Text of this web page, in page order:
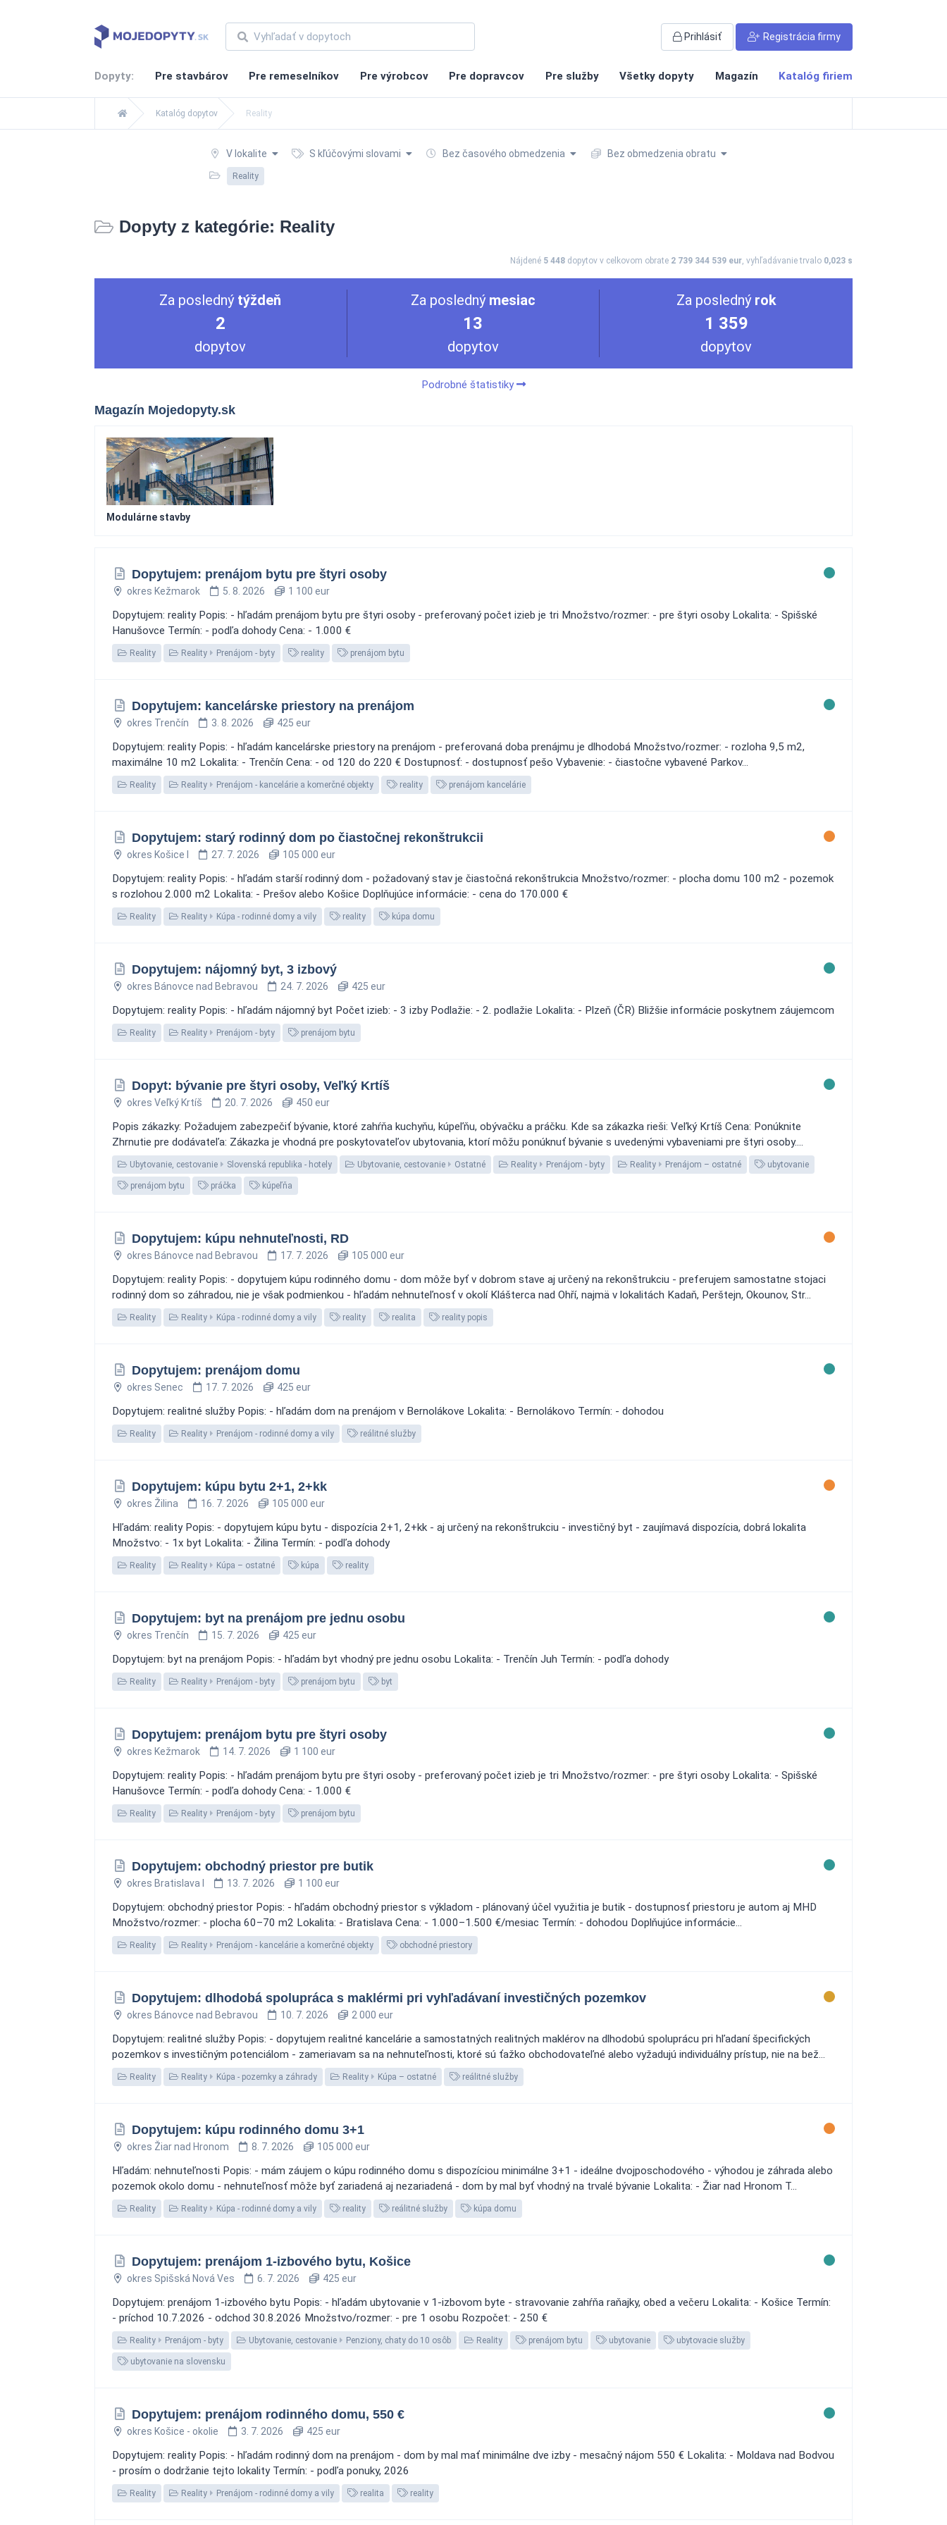
Prihlásiť Registrácia firmy
Dopyty: Pre stavbárov Pre remeselníkov Pre výrobcov Pre dopravcov Pre služby Všetky dopyty Magazín Katalóg firiem
Katalóg dopytov Reality
V lokalite S kľúčovými slovami Bez časového obmedzenia Bez obmedzenia obratu
Reality
Dopyty z kategórie: Reality
Nájdené 5 448 dopytov v celkovom obrate 2 739 344 539 eur, vyhľadávanie trvalo 0,023 s
Za posledný týždeň
2
dopytov
Za posledný mesiac
13
dopytov
Za posledný rok
1 359
dopytov
Podrobné štatistiky
Magazín Mojedopyty.sk
Modulárne stavby
Dopytujem: prenájom bytu pre štyri osoby
okres Kežmarok 5. 8. 2026 1 100 eur
Dopytujem: reality Popis: - hľadám prenájom bytu pre štyri osoby - preferovaný počet izieb je tri Množstvo/rozmer: - pre štyri osoby Lokalita: - Spišské
Hanušovce Termín: - podľa dohody Cena: - 1.000 €
Reality Reality Prenájom - byty reality prenájom bytu
Dopytujem: kancelárske priestory na prenájom
okres Trenčín 3. 8. 2026 425 eur
Dopytujem: reality Popis: - hľadám kancelárske priestory na prenájom - preferovaná doba prenájmu je dlhodobá Množstvo/rozmer: - rozloha 9,5 m2,
maximálne 10 m2 Lokalita: - Trenčín Cena: - od 120 do 220 € Dostupnosť: - dostupnosť pešo Vybavenie: - čiastočne vybavené Parkov...
Reality Reality Prenájom - kancelárie a komerčné objekty reality prenájom kancelárie
Dopytujem: starý rodinný dom po čiastočnej rekonštrukcii
okres Košice I 27. 7. 2026 105 000 eur
Dopytujem: reality Popis: - hľadám starší rodinný dom - požadovaný stav je čiastočná rekonštrukcia Množstvo/rozmer: - plocha domu 100 m2 - pozemok
s rozlohou 2.000 m2 Lokalita: - Prešov alebo Košice Doplňujúce informácie: - cena do 170.000 €
Reality Reality Kúpa - rodinné domy a vily reality kúpa domu
Dopytujem: nájomný byt, 3 izbový
okres Bánovce nad Bebravou 24. 7. 2026 425 eur
Dopytujem: reality Popis: - hľadám nájomný byt Počet izieb: - 3 izby Podlažie: - 2. podlažie Lokalita: - Plzeň (ČR) Bližšie informácie poskytnem záujemcom
Reality Reality Prenájom - byty prenájom bytu
Dopyt: bývanie pre štyri osoby, Veľký Krtíš
okres Veľký Krtíš 20. 7. 2026 450 eur
Popis zákazky: Požadujem zabezpečiť bývanie, ktoré zahŕňa kuchyňu, kúpeľňu, obývačku a práčku. Kde sa zákazka rieši: Veľký Krtíš Cena: Ponúknite
Zhrnutie pre dodávateľa: Zákazka je vhodná pre poskytovateľov ubytovania, ktorí môžu ponúknuť bývanie s uvedenými vybaveniami pre štyri osoby....
Ubytovanie, cestovanie Slovenská republika - hotely Ubytovanie, cestovanie Ostatné Reality Prenájom - byty Reality Prenájom – ostatné ubytovanie
prenájom bytu práčka kúpeľňa
Dopytujem: kúpu nehnuteľnosti, RD
okres Bánovce nad Bebravou 17. 7. 2026 105 000 eur
Dopytujem: reality Popis: - dopytujem kúpu rodinného domu - dom môže byť v dobrom stave aj určený na rekonštrukciu - preferujem samostatne stojaci
rodinný dom so záhradou, nie je však podmienkou - hľadám nehnuteľnosť v okolí Klášterca nad Ohří, najmä v lokalitách Kadaň, Perštejn, Okounov, Str...
Reality Reality Kúpa - rodinné domy a vily reality realita reality popis
Dopytujem: prenájom domu
okres Senec 17. 7. 2026 425 eur
Dopytujem: realitné služby Popis: - hľadám dom na prenájom v Bernolákove Lokalita: - Bernolákovo Termín: - dohodou
Reality Reality Prenájom - rodinné domy a vily reálitné služby
Dopytujem: kúpu bytu 2+1, 2+kk
okres Žilina 16. 7. 2026 105 000 eur
Hľadám: reality Popis: - dopytujem kúpu bytu - dispozícia 2+1, 2+kk - aj určený na rekonštrukciu - investičný byt - zaujímavá dispozícia, dobrá lokalita
Množstvo: - 1x byt Lokalita: - Žilina Termín: - podľa dohody
Reality Reality Kúpa – ostatné kúpa reality
Dopytujem: byt na prenájom pre jednu osobu
okres Trenčín 15. 7. 2026 425 eur
Dopytujem: byt na prenájom Popis: - hľadám byt vhodný pre jednu osobu Lokalita: - Trenčín Juh Termín: - podľa dohody
Reality Reality Prenájom - byty prenájom bytu byt
Dopytujem: prenájom bytu pre štyri osoby
okres Kežmarok 14. 7. 2026 1 100 eur
Dopytujem: reality Popis: - hľadám prenájom bytu pre štyri osoby - preferovaný počet izieb je tri Množstvo/rozmer: - pre štyri osoby Lokalita: - Spišské
Hanušovce Termín: - podľa dohody Cena: - 1.000 €
Reality Reality Prenájom - byty prenájom bytu
Dopytujem: obchodný priestor pre butik
okres Bratislava I 13. 7. 2026 1 100 eur
Dopytujem: obchodný priestor Popis: - hľadám obchodný priestor s výkladom - plánovaný účel využitia je butik - dostupnosť priestoru je autom aj MHD
Množstvo/rozmer: - plocha 60–70 m2 Lokalita: - Bratislava Cena: - 1.000–1.500 €/mesiac Termín: - dohodou Doplňujúce informácie...
Reality Reality Prenájom - kancelárie a komerčné objekty obchodné priestory
Dopytujem: dlhodobá spolupráca s maklérmi pri vyhľadávaní investičných pozemkov
okres Bánovce nad Bebravou 10. 7. 2026 2 000 eur
Dopytujem: realitné služby Popis: - dopytujem realitné kancelárie a samostatných realitných maklérov na dlhodobú spoluprácu pri hľadaní špecifických
pozemkov s investičným potenciálom - zameriavam sa na nehnuteľnosti, ktoré sú ťažko obchodovateľné alebo vyžadujú individuálny prístup, nie na bež...
Reality Reality Kúpa - pozemky a záhrady Reality Kúpa – ostatné reálitné služby
Dopytujem: kúpu rodinného domu 3+1
okres Žiar nad Hronom 8. 7. 2026 105 000 eur
Hľadám: nehnuteľnosti Popis: - mám záujem o kúpu rodinného domu s dispozíciou minimálne 3+1 - ideálne dvojposchodového - výhodou je záhrada alebo
pozemok okolo domu - nehnuteľnosť môže byť zariadená aj nezariadená - dom by mal byť vhodný na trvalé bývanie Lokalita: - Žiar nad Hronom T...
Reality Reality Kúpa - rodinné domy a vily reality reálitné služby kúpa domu
Dopytujem: prenájom 1-izbového bytu, Košice
okres Spišská Nová Ves 6. 7. 2026 425 eur
Dopytujem: prenájom 1-izbového bytu Popis: - hľadám ubytovanie v 1-izbovom byte - stravovanie zahŕňa raňajky, obed a večeru Lokalita: - Košice Termín:
- príchod 10.7.2026 - odchod 30.8.2026 Množstvo/rozmer: - pre 1 osobu Rozpočet: - 250 €
Reality Prenájom - byty Ubytovanie, cestovanie Penziony, chaty do 10 osôb Reality prenájom bytu ubytovanie ubytovacie služby
ubytovanie na slovensku
Dopytujem: prenájom rodinného domu, 550 €
okres Košice - okolie 3. 7. 2026 425 eur
Dopytujem: reality Popis: - hľadám rodinný dom na prenájom - dom by mal mať minimálne dve izby - mesačný nájom 550 € Lokalita: - Moldava nad Bodvou
- prosím o dodržanie tejto lokality Termín: - podľa ponuky, 2026
Reality Reality Prenájom - rodinné domy a vily realita reality